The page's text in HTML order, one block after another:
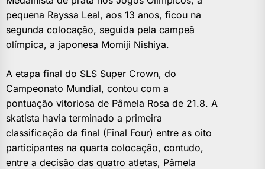
pequena Rayssa Leal, aos 13 anos, ficou na
segunda colocação, seguida pela campeã
olímpica, a japonesa Momiji Nishiya.
A etapa final do SLS Super Crown, do
Campeonato Mundial, contou com a
pontuação vitoriosa de Pâmela Rosa de 21.8. A
skatista havia terminado a primeira
classificação da final (Final Four) entre as oito
participantes na quarta colocação, contudo,
entre a decisão das quatro atletas, Pâmela